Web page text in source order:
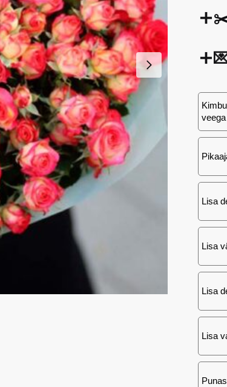
veega
Lisa
Lisa
Lisa
Lisa